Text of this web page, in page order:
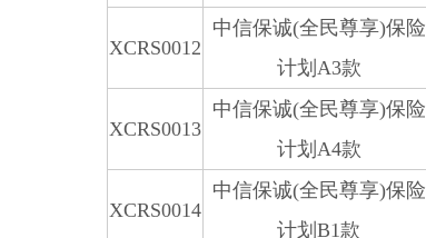
XCRS0012
中信保诚(全民尊享)保险
计划A3款
XCRS0013
中信保诚(全民尊享)保险
计划A4款
XCRS0014
中信保诚(全民尊享)保险
计划B1款